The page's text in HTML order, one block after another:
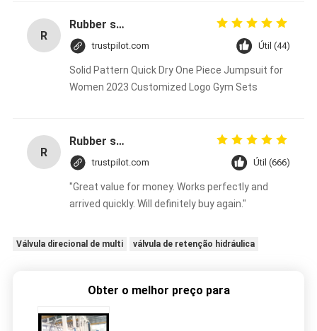
R
Rubber solid forklift tires For material handling forklift
trustpilot.com Útil (44)
Solid Pattern Quick Dry One Piece Jumpsuit for
Women 2023 Customized Logo Gym Sets
R
Rubber solid forklift tires For material handling forklift
trustpilot.com Útil (666)
"Great value for money. Works perfectly and
arrived quickly. Will definitely buy again."
Válvula direcional de multi válvula de retenção hidráulica
Obter o melhor preço para